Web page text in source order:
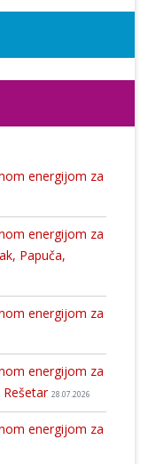
energijom za
energijom za
Papuča,
energijom za
energijom za
28.07.2026
energijom za